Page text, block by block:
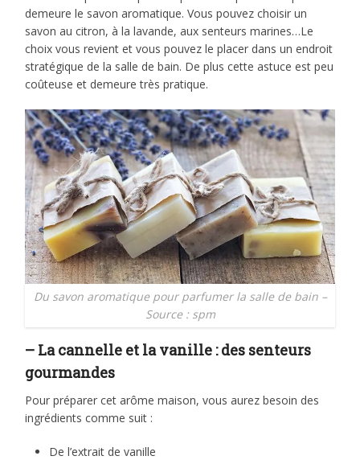
demeure le savon aromatique. Vous pouvez choisir un
savon au citron, à la lavande, aux senteurs marines…Le
choix vous revient et vous pouvez le placer dans un endroit
stratégique de la salle de bain. De plus cette astuce est peu
coûteuse et demeure très pratique.
Du savon aromatique pour parfumer la salle de bain –
Source : spm
– La cannelle et la vanille : des senteurs
gourmandes
Pour préparer cet arôme maison, vous aurez besoin des
ingrédients comme suit :
De l’extrait de vanille